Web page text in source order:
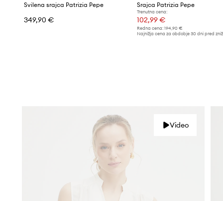
Svilena srajca Patrizia Pepe
349,90 €
Srajca Patrizia Pepe
Trenutna cena:
102,99 €
Redna cena:194,90 €
Najnižja cena za obdobje 30 dni pred
Video